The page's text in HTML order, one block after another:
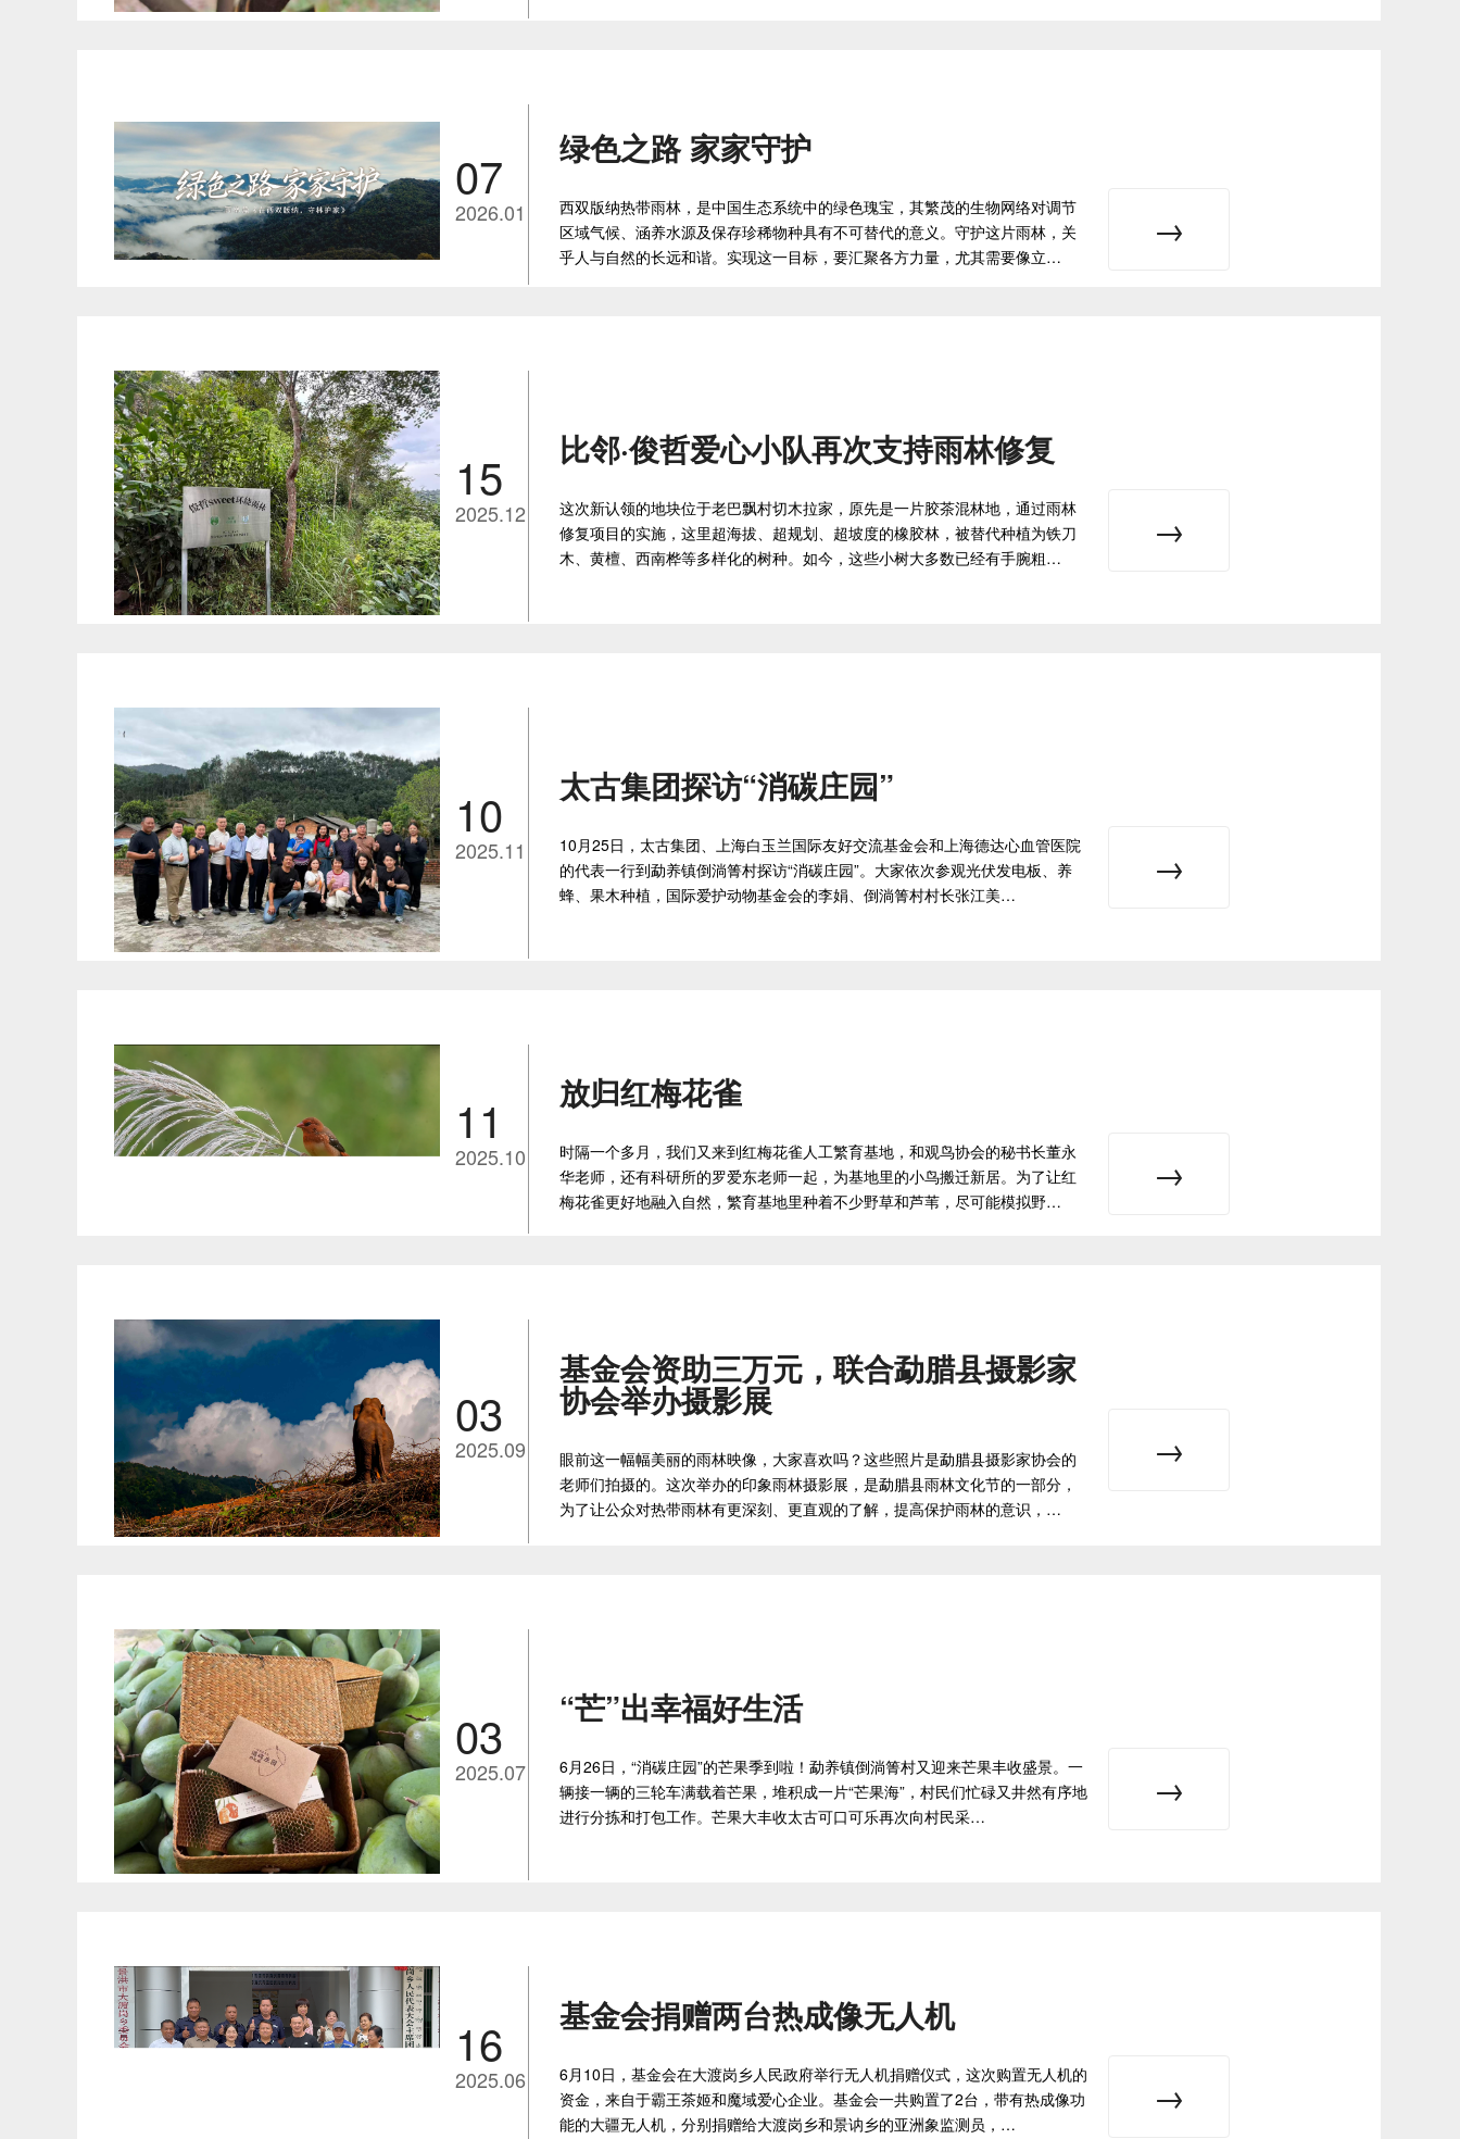
07
2026.01
绿色之路 家家守护
西双版纳热带雨林，是中国生态系统中的绿色瑰宝，其繁茂的生物网络对调节
区域气候、涵养水源及保存珍稀物种具有不可替代的意义。守护这片雨林，关
乎人与自然的长远和谐。实现这一目标，要汇聚各方力量，尤其需要像立…
15
2025.12
比邻·俊哲爱心小队再次支持雨林修复
这次新认领的地块位于老巴飘村切木拉家，原先是一片胶茶混林地，通过雨林
修复项目的实施，这里超海拔、超规划、超坡度的橡胶林，被替代种植为铁刀
木、黄檀、西南桦等多样化的树种。如今，这些小树大多数已经有手腕粗…
10
2025.11
太古集团探访“消碳庄园”
10月25日，太古集团、上海白玉兰国际友好交流基金会和上海德达心血管医院
的代表一行到勐养镇倒淌箐村探访“消碳庄园”。大家依次参观光伏发电板、养
蜂、果木种植，国际爱护动物基金会的李娟、倒淌箐村村长张江美…
11
2025.10
放归红梅花雀
时隔一个多月，我们又来到红梅花雀人工繁育基地，和观鸟协会的秘书长董永
华老师，还有科研所的罗爱东老师一起，为基地里的小鸟搬迁新居。为了让红
梅花雀更好地融入自然，繁育基地里种着不少野草和芦苇，尽可能模拟野…
03
2025.09
基金会资助三万元，联合勐腊县摄影家
协会举办摄影展
眼前这一幅幅美丽的雨林映像，大家喜欢吗？这些照片是勐腊县摄影家协会的
老师们拍摄的。这次举办的印象雨林摄影展，是勐腊县雨林文化节的一部分，
为了让公众对热带雨林有更深刻、更直观的了解，提高保护雨林的意识，…
03
2025.07
“芒”出幸福好生活
6月26日，“消碳庄园”的芒果季到啦！勐养镇倒淌箐村又迎来芒果丰收盛景。一
辆接一辆的三轮车满载着芒果，堆积成一片“芒果海”，村民们忙碌又井然有序地
进行分拣和打包工作。芒果大丰收太古可口可乐再次向村民采…
16
2025.06
基金会捐赠两台热成像无人机
6月10日，基金会在大渡岗乡人民政府举行无人机捐赠仪式，这次购置无人机的
资金，来自于霸王茶姬和魔域爱心企业。基金会一共购置了2台，带有热成像功
能的大疆无人机，分别捐赠给大渡岗乡和景讷乡的亚洲象监测员，…